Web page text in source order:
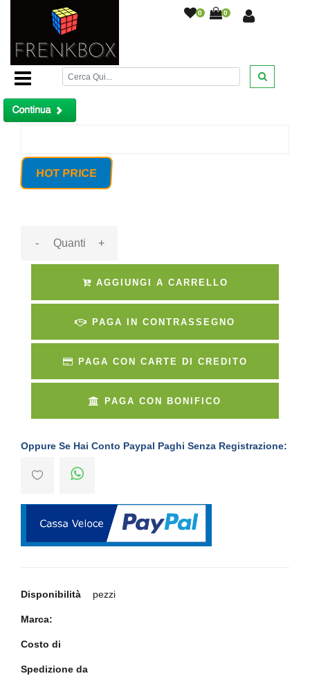
0 0
Home Page /PIR 2020 Sensore senza fili voumetrico
finestra, a Tendina wireless 433Mhz
Prodotto non trovato!
HOT PRICE
- +
AGGIUNGI A CARRELLO
PAGA IN CONTRASSEGNO
PAGA CON CARTE DI CREDITO
PAGA CON BONIFICO
Oppure Se Hai Conto Paypal Paghi Senza Registrazione:
Disponibilità pezzi
Marca:
Costo di
Spedizione da